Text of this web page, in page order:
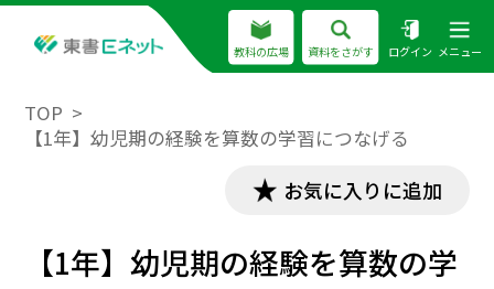
教科の広場 資料をさがす ログイン メニュー
TOP
【1年】幼児期の経験を算数の学習につなげる
お気に入りに追加
【1年】幼児期の経験を算数の学